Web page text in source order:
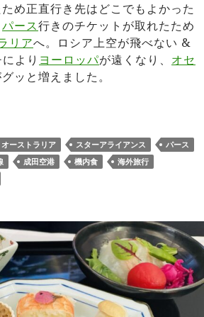
め正直行き先はどこでもよかった
パース行きのチケットが取れたため
リアへ。ロシア上空が飛べない &
より ヨーロッパが遠くなり、 オセ
ッと増えました。
スクラス搭乗記 成田→パース NH881
オーストラリア スターアライアンス
パース
成田空港 機内食
海外旅行